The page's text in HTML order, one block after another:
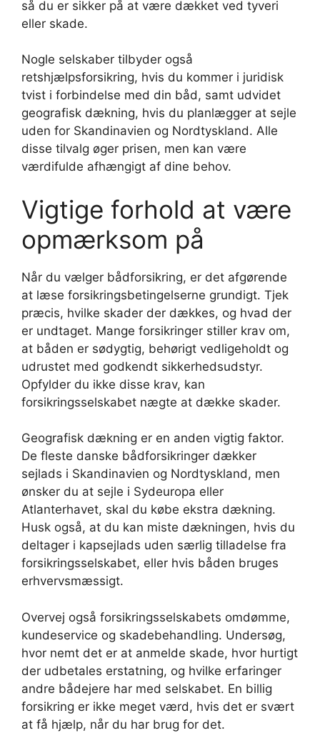
så du er sikker på at være dækket ved tyveri
eller skade.
Nogle selskaber tilbyder også
retshjælpsforsikring, hvis du kommer i juridisk
tvist i forbindelse med din båd, samt udvidet
geografisk dækning, hvis du planlægger at sejle
uden for Skandinavien og Nordtyskland. Alle
disse tilvalg øger prisen, men kan være
værdifulde afhængigt af dine behov.
Vigtige forhold at være
opmærksom på
Når du vælger bådforsikring, er det afgørende
at læse forsikringsbetingelserne grundigt. Tjek
præcis, hvilke skader der dækkes, og hvad der
er undtaget. Mange forsikringer stiller krav om,
at båden er sødygtig, behørigt vedligeholdt og
udrustet med godkendt sikkerhedsudstyr.
Opfylder du ikke disse krav, kan
forsikringsselskabet nægte at dække skader.
Geografisk dækning er en anden vigtig faktor.
De fleste danske bådforsikringer dækker
sejlads i Skandinavien og Nordtyskland, men
ønsker du at sejle i Sydeuropa eller
Atlanterhavet, skal du købe ekstra dækning.
Husk også, at du kan miste dækningen, hvis du
deltager i kapsejlads uden særlig tilladelse fra
forsikringsselskabet, eller hvis båden bruges
erhvervsmæssigt.
Overvej også forsikringsselskabets omdømme,
kundeservice og skadebehandling. Undersøg,
hvor nemt det er at anmelde skade, hvor hurtigt
der udbetales erstatning, og hvilke erfaringer
andre bådejere har med selskabet. En billig
forsikring er ikke meget værd, hvis det er svært
at få hjælp, når du har brug for det.